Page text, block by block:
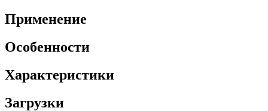
Применение
Особенности
Характеристики
Загрузки